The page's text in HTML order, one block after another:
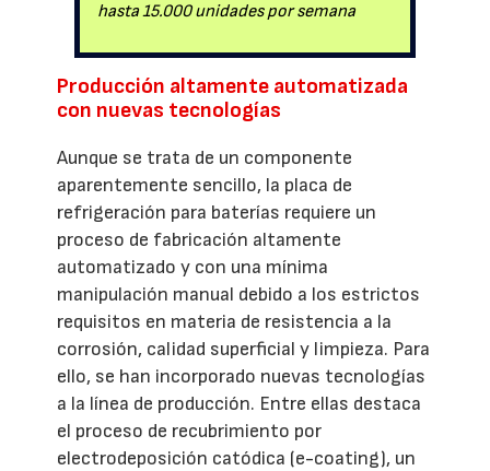
hasta 15.000 unidades por semana
Producción altamente automatizada
con nuevas tecnologías
Aunque se trata de un componente
aparentemente sencillo, la placa de
refrigeración para baterías requiere un
proceso de fabricación altamente
automatizado y con una mínima
manipulación manual debido a los estrictos
requisitos en materia de resistencia a la
corrosión, calidad superficial y limpieza. Para
ello, se han incorporado nuevas tecnologías
a la línea de producción. Entre ellas destaca
el proceso de recubrimiento por
electrodeposición catódica (e-coating), un